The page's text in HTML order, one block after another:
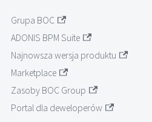
Grupa BOC
ADONIS BPM Suite
Najnowsza wersja produktu
Marketplace
Zasoby BOC Group
Portal dla deweloperów